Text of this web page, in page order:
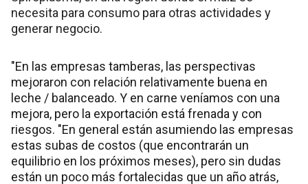
necesita para consumo para otras actividades y
generar negocio.
"En las empresas tamberas, las perspectivas
mejoraron con relación relativamente buena en
leche / balanceado. Y en carne veníamos con una
mejora, pero la exportación está frenada y con
riesgos. "En general están asumiendo las empresas
estas subas de costos (que encontrarán un
equilibrio en los próximos meses), pero sin dudas
están un poco más fortalecidas que un año atrás,